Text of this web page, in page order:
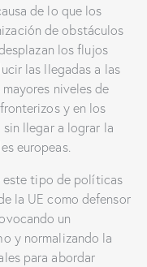
de lo que los
de obstáculos
los flujos
las llegadas a las
niveles de
y en los
llegar a lograr la
europeas.
este tipo de políticas
la UE como defensor
un
y normalizando la
para abordar